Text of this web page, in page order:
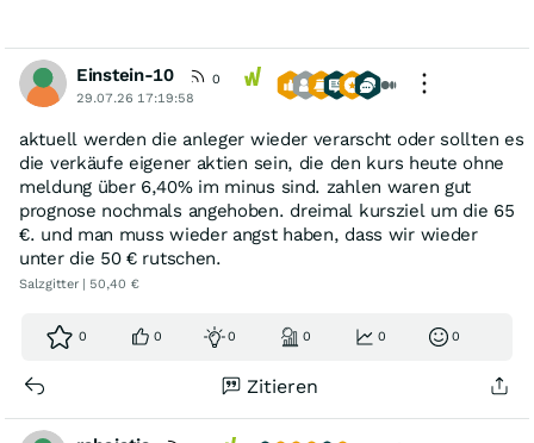
Einstein-10
0
29.07.26 17:19:58
aktuell werden die anleger wieder verarscht oder sollten es
die verkäufe eigener aktien sein, die den kurs heute ohne
meldung über 6,40% im minus sind. zahlen waren gut
prognose nochmals angehoben. dreimal kursziel um die 65
€. und man muss wieder angst haben, dass wir wieder
unter die 50 € rutschen.
Salzgitter | 50,40 €
0 0 0 0 0 0
Zitieren